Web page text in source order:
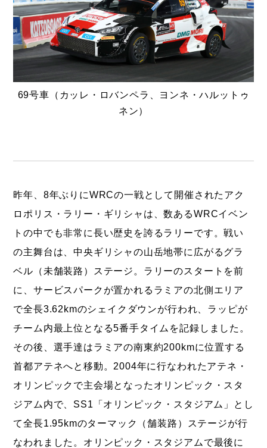
69号車（カッレ・ロバンペラ、ヨンネ・ハルットゥ
ネン）
昨年、8年ぶりにWRCの一戦として開催されたアク
ロポリス・ラリー・ギリシャは、数あるWRCイベン
トの中でも非常に長い歴史を誇るラリーです。戦い
の主舞台は、中央ギリシャの山岳地帯に広がるグラ
ベル（未舗装路）ステージ。ラリーのスタートを前
に、サービスパークが置かれるラミアの北側エリア
で全長3.62kmのシェイクダウンが行われ、ラッピが
チーム内最上位となる5番手タイムを記録しました。
その後、選手達はラミアの南東約200kmに位置する
首都アテネへと移動。2004年に行なわれたアテネ・
オリンピックで主会場となったオリンピック・スタ
ジアム内で、SS1「オリンピック・スタジアム」とし
て全長1.95kmのターマック（舗装路）ステージが行
なわれました。オリンピック・スタジアムで最後に